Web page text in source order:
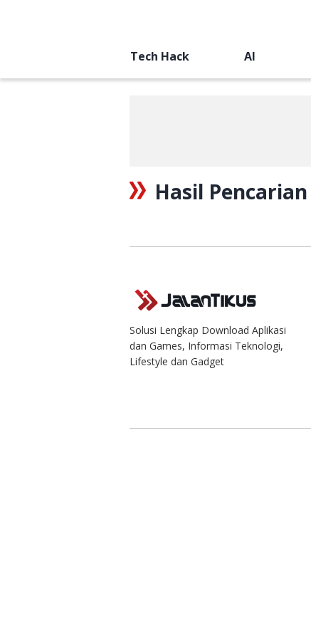
Tech Hack AI
Hasil Pencarian
Solusi Lengkap Download Aplikasi
dan Games, Informasi Teknologi,
Lifestyle dan Gadget